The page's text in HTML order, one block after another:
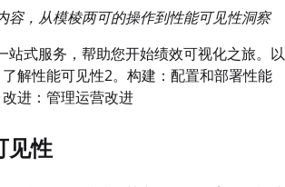
容，从模棱两可的操作到性能可见性洞察
站式服务，帮助您开始绩效可视化之旅。以
解性能可见性2。构建：配置和部署性能
进：管理运营改进
见性